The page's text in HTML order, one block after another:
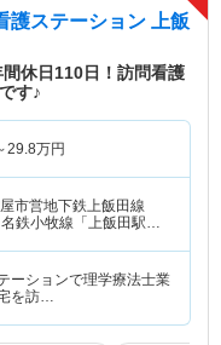
護ステーション 上飯
間休日110日！訪問看護
す♪
29.8万円
市営地下鉄上飯田線
鉄小牧線「上飯田駅」
ーションで理学療法士業
を訪…